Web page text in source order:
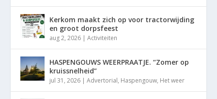
Kerkom maakt zich op voor tractorwijding
en groot dorpsfeest
aug 2, 2026 |Activiteiten
HASPENGOUWS WEERPRAATJE. “Zomer op
kruissnelheid”
jul 31, 2026 |Advertorial, Haspengouw, Het weer